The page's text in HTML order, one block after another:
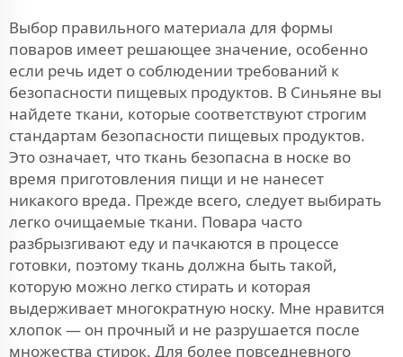
Выбор правильного материала для формы
поваров имеет решающее значение, особенно
если речь идет о соблюдении требований к
безопасности пищевых продуктов. В Синьяне вы
найдете ткани, которые соответствуют строгим
стандартам безопасности пищевых продуктов.
Это означает, что ткань безопасна в носке во
время приготовления пищи и не нанесет
никакого вреда. Прежде всего, следует выбирать
легко очищаемые ткани. Повара часто
разбрызгивают еду и пачкаются в процессе
готовки, поэтому ткань должна быть такой,
которую можно легко стирать и которая
выдерживает многократную носку. Мне нравится
хлопок — он прочный и не разрушается после
множества стирок. Для более повседневного